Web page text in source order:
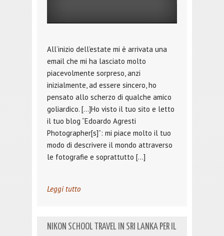
All’inizio dell’estate mi è arrivata una
email che mi ha lasciato molto
piacevolmente sorpreso, anzi
inizialmente, ad essere sincero, ho
pensato allo scherzo di qualche amico
goliardico. […]Ho visto il tuo sito e letto
il tuo blog “Edoardo Agresti
Photographer[s]”: mi piace molto il tuo
modo di descrivere il mondo attraverso
le fotografie e soprattutto […]
Leggi tutto
NIKON SCHOOL TRAVEL IN SRI LANKA PER IL